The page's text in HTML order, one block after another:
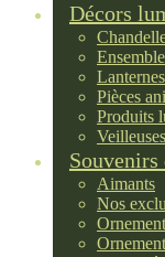
Décors
Pièces
Produits
Veilleuses
Souvenirs
Aimants
Nos